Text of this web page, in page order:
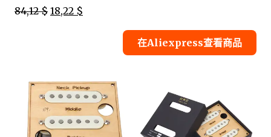
84,12 $ 18,22 $
在Aliexpress查看商品